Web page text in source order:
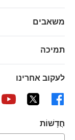
משאבים
תמיכה
לעקוב אחרינו
חֲדָשׁוֹת